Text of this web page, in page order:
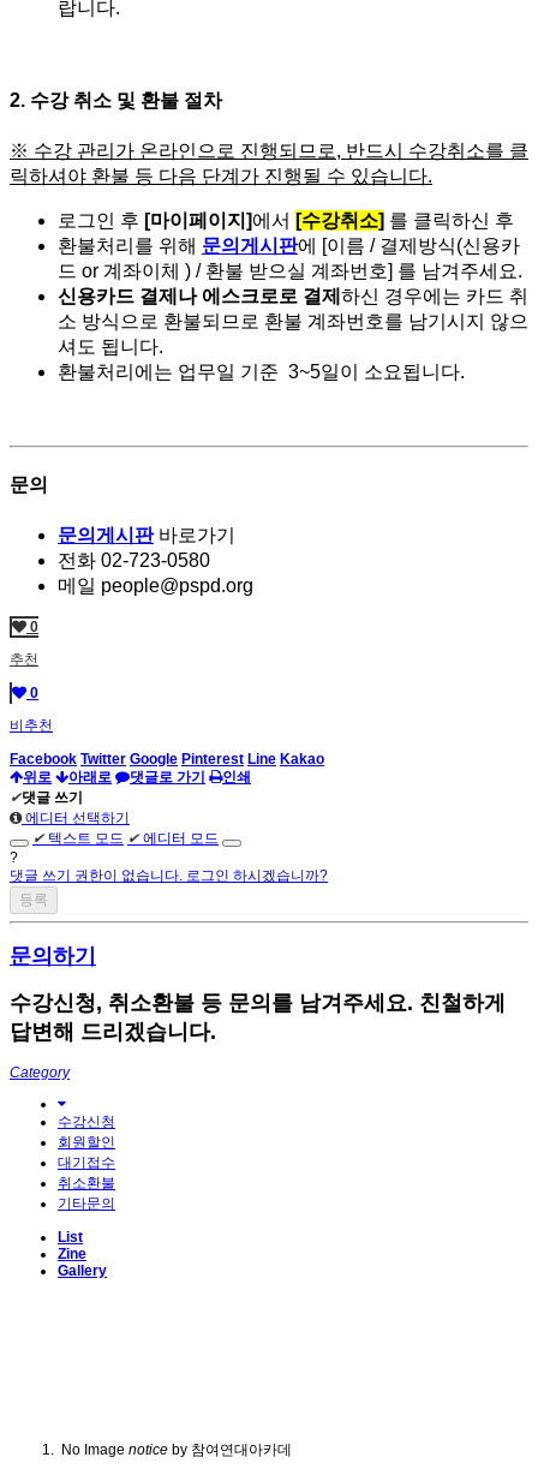
랍니다.
2. 수강 취소 및 환불 절차
※ 수강 관리가 온라인으로 진행되므로, 반드시 수강취소를 클
릭하셔야 환불 등 다음 단계가 진행될 수 있습니다.
로그인 후 [마이페이지]에서 [수강취소] 를 클릭하신 후
환불처리를 위해 문의게시판에 [이름 / 결제방식(신용카
드 or 계좌이체 ) / 환불 받으실 계좌번호] 를 남겨주세요.
신용카드 결제나 에스크로로 결제 하신 경우에는 카드 취
소 방식으로 환불되므로 환불 계좌번호를 남기시지 않으
셔도 됩니다.
환불처리에는 업무일 기준 3~5일이 소요됩니다.
문의
문의게시판바로가기
전화 02-723-0580
메일 people@pspd.org
0
추천
0
비추천
Facebook Twitter Google Pinterest Line Kakao
위로
아래로 댓글로 가기
인쇄
✔댓글 쓰기
에디터 선택하기
✔ 텍스트 모드 ✔에디터 모드
?
댓글 쓰기 권한이 없습니다. 로그인 하시겠습니까?
문의하기
수강신청, 취소환불 등 문의를 남겨주세요. 친철하게
답변해 드리겠습니다.
Category
수강신청
회원할인
대기접수
취소환불
기타문의
List
Zine
Gallery
No Image notice by 참여연대아카데